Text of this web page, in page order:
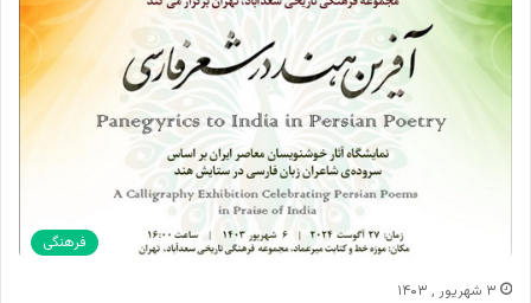
فرهنگی
۳ شهریور , ۱۴۰۳